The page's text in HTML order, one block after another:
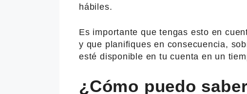
hábiles.
Es importante que tengas esto en
y que planifiques en consecuencia,
esté disponible en tu cuenta en un
¿Cómo puedo